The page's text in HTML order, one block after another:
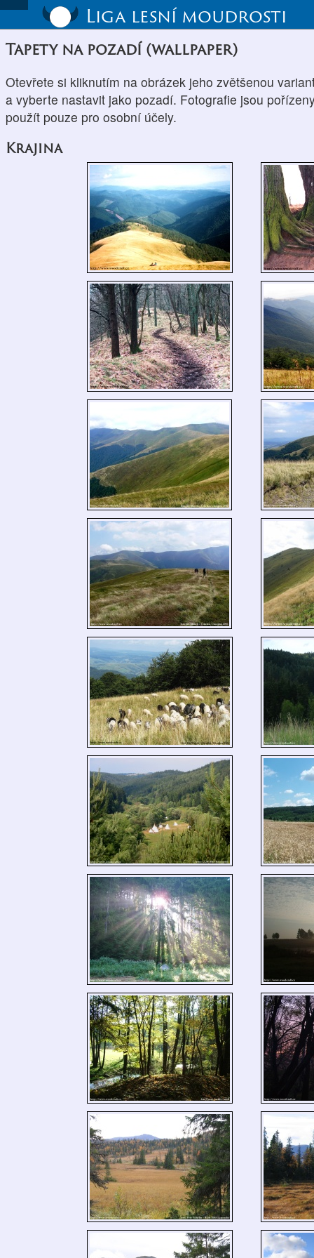
Liga lesní moudrosti
Tapety na pozadí (wallpaper)
Otevřete si kliknutím na obrázek jeho zvětšenou
a vyberte nastavit jako pozadí. Fotografie jsou
použít pouze pro osobní účely.
Krajina